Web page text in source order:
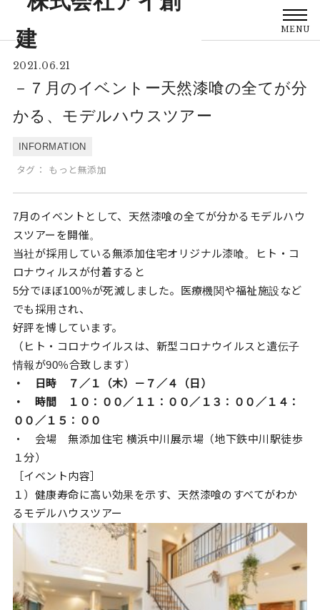
MENU
2021.06.21
－７月のイベントー天然漆喰の全てが分
かる、モデルハウスツアー
INFORMATION
タグ： もっと無添加
7月のイベントとして、天然漆喰の全てが分かるモデルハウ
スツアーを開催。
当社が採用している無添加住宅オリジナル漆喰。ヒト・コ
ロナウィルスが付着すると
5分でほぼ100％が死滅しました。医療機関や福祉施設など
でも採用され、
好評を博しています。
（ヒト・コロナウイルスは、新型コロナウイルスと遺伝子
情報が90％合致します）
・ 日時 ７／１（木）－７／４（日）
・ 時間 １０：００／１１：００／１３：００／１４：
００／１５：００
・ 会場 無添加住宅 横浜中川展示場（地下鉄中川駅徒歩
１分）
［イベント内容］
１）健康寿命に高い効果を示す、天然漆喰のすべてがわか
るモデルハウスツアー